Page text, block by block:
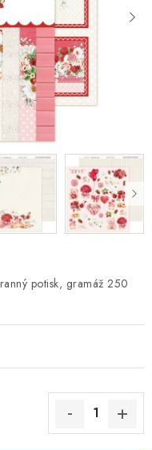
Oblíbené ♥️
recenzí
potisk, gramáž 250